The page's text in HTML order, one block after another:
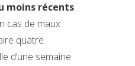
moins récents.
cas de maux
quatre
d’une semaine